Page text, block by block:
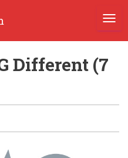
Different (7